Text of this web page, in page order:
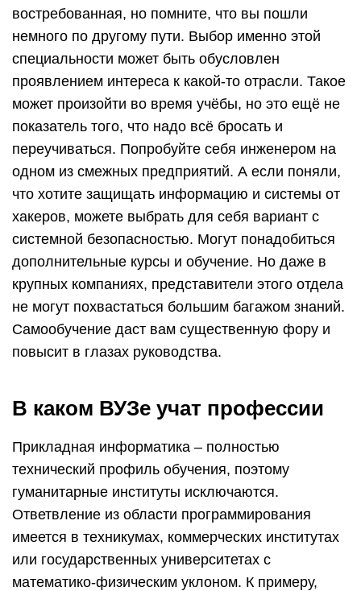
востребованная, но помните, что вы пошли
немного по другому пути. Выбор именно этой
специальности может быть обусловлен
проявлением интереса к какой-то отрасли. Такое
может произойти во время учёбы, но это ещё не
показатель того, что надо всё бросать и
переучиваться. Попробуйте себя инженером на
одном из смежных предприятий. А если поняли,
что хотите защищать информацию и системы от
хакеров, можете выбрать для себя вариант с
системной безопасностью. Могут понадобиться
дополнительные курсы и обучение. Но даже в
крупных компаниях, представители этого отдела
не могут похвастаться большим багажом знаний.
Самообучение даст вам существенную фору и
повысит в глазах руководства.
В каком ВУЗе учат профессии
Прикладная информатика – полностью
технический профиль обучения, поэтому
гуманитарные институты исключаются.
Ответвление из области программирования
имеется в техникумах, коммерческих институтах
или государственных университетах с
математико-физическим уклоном. К примеру,